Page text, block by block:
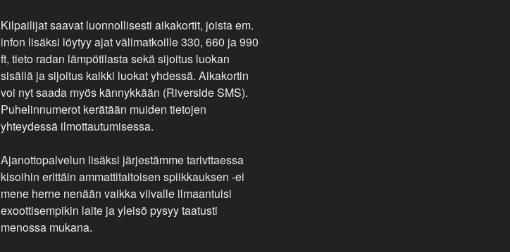
Kilpailijat saavat luonnollisesti aikakortit, joista em.
infon lisäksi löytyy ajat välimatkoille 330, 660 ja 990
ft, tieto radan lämpötilasta sekä sijoitus luokan
sisällä ja sijoitus kaikki luokat yhdessä. Aikakortin
voi nyt saada myös kännykkään (Riverside SMS).
Puhelinnumerot kerätään muiden tietojen
yhteydessä ilmottautumisessa.
Ajanottopalvelun lisäksi järjestämme tarivttaessa
kisoihin erittäin ammattitaitoisen spiikkauksen -ei
mene herne nenään vaikka viivalle ilmaantuisi
exoottisempikin laite ja yleisö pysyy taatusti
menossa mukana.